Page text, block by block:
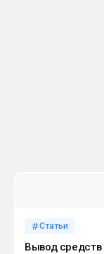
Статьи
Вывод средств